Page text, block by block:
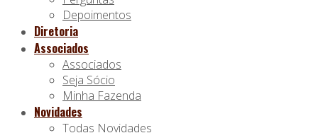
Depoimentos
Diretoria
Associados
Associados
Seja Sócio
Minha Fazenda
Novidades
Todas Novidades